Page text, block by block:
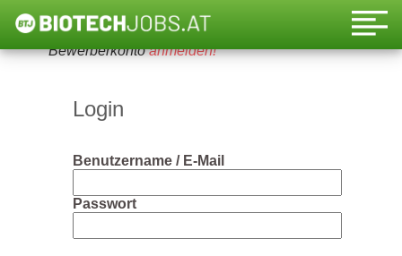
Um diese Funktion nutzen zu können, bitte ein
Bewerberkontoanmelden!
Login
Benutzername / E-Mail
Passwort